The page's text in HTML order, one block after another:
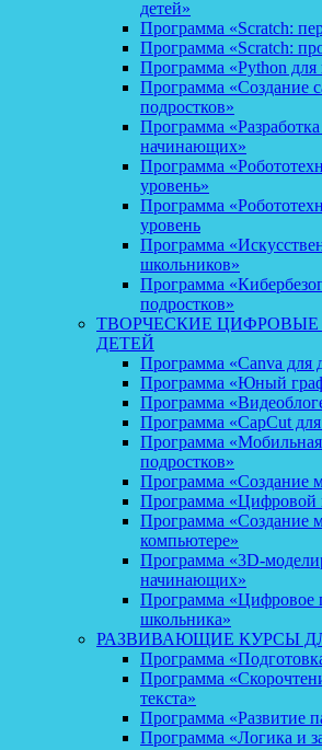
детей»
Программа «Scratch:
Программа «Scratch:
Программа «Python для
Программа «Создание
подростков»
Программа
начинающих»
Программа
уровень»
Программа
уровень
Программа
школьников»
Программа
подростков»
ТВОРЧЕСКИЕ ЦИФРОВЫЕ
ДЕТЕЙ
Программа «Canva для
Программа «Юный
Программа
Программа «CapCut
Программа
подростков»
Программа «Создание
Программа «Цифровой
Программа «Создание
компьютере»
Программа «3D-
начинающих»
Программа «Цифровое
школьника»
РАЗВИВАЮЩИЕ КУРСЫ
Программа
Программа
текста»
Программа «Развитие
Программа «Логика и